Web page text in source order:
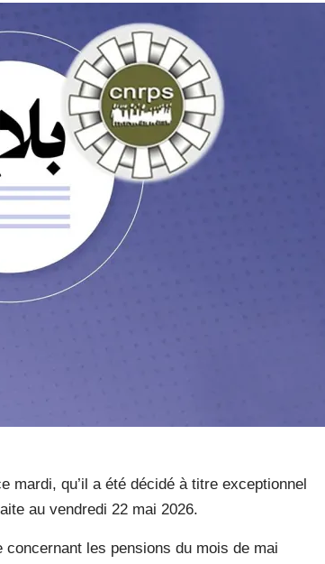
mardi, qu’il a été décidé à titre exceptionnel
au vendredi 22 mai 2026.
les pensions du mois de mai